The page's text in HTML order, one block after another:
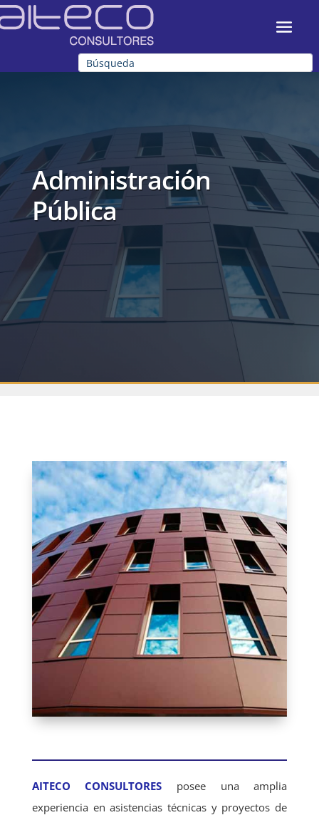
Administración
Pública
AITECO CONSULTORES
posee una amplia
experiencia en asistencias técnicas y proyectos de